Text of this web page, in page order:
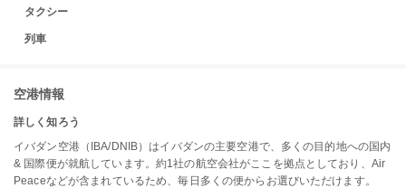
タクシー
列車
空港情報
詳しく知ろう
イバダン空港（IBA/DNIB）はイバダンの主要空港で、多くの目的地への国内
& 国際便が就航しています。約1社の航空会社がここを拠点としており、Air
Peaceなどが含まれているため、毎日多くの便からお選びいただけます。